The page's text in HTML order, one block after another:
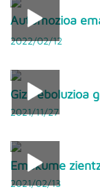
Automozioa
2022/02/12
Giza eboluzioa
2021/11/27
Emakume
2021/02/13